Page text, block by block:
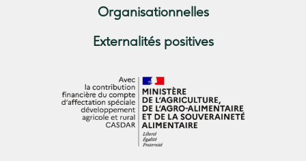
Organisationnelles
Externalités positives